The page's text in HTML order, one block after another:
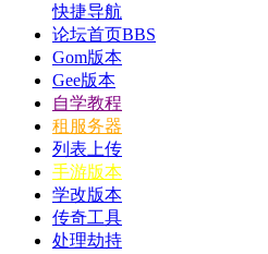
快捷导航
论坛首页BBS
Gom版本
Gee版本
自学教程
租服务器
列表上传
手游版本
学改版本
传奇工具
处理劫持